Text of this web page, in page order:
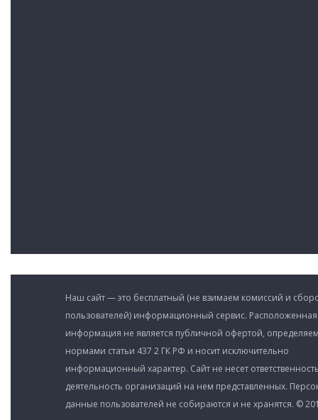
Наш сайт — это бесплатный (не взимаем комиссий и
пользователей) информационный сервис.
информация не является публичной офертой,
нормами статьи 437 2 ГК РФ и носит исключительно
информационный характер. Сайт не несет
деятельность организаций на нем представленных.
данные пользователей не собираются и не хранятся. ©